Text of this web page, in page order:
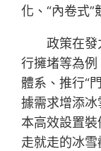
化、“內卷式”
政策在發
行擁堵等為
體系、推行“
據需求增添
本高效設置
走就走的冰雪